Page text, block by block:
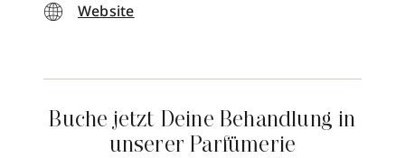
Website
Buche jetzt Deine Behandlung in
unserer Parfümerie